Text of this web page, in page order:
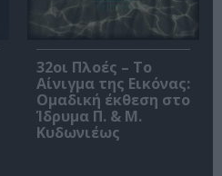
32οι Πλοές – Το
Αίνιγμα της Εικόνας:
Ομαδική έκθεση στο
Ίδρυμα Π. & Μ.
Κυδωνιέως